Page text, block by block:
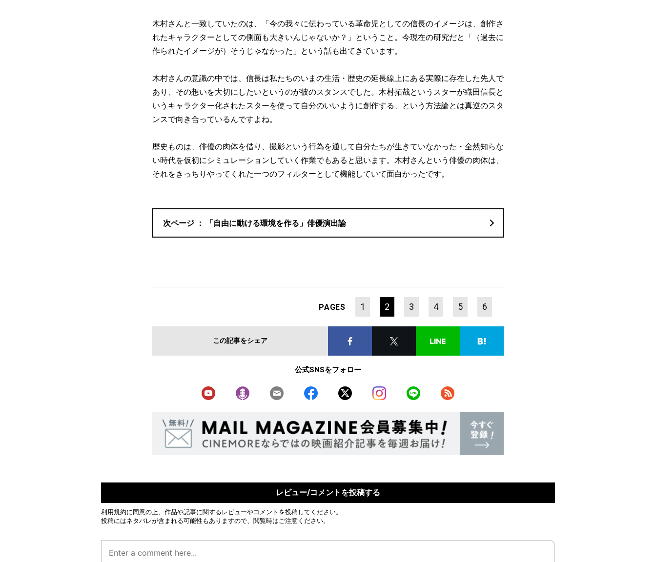
木村さんと一致していたのは、「今の我々に伝わっている革命児としての信長のイメージは、創作さ
れたキャラクターとしての側面も大きいんじゃないか？」ということ。今現在の研究だと「（過去に
作られたイメージが）そうじゃなかった」という話も出てきています。
木村さんの意識の中では、信長は私たちのいまの生活・歴史の延長線上にある実際に存在した先人で
あり、その想いを大切にしたいというのが彼のスタンスでした。木村拓哉というスターが織田信長と
いうキャラクター化されたスターを使って自分のいいように創作する、という方法論とは真逆のスタ
ンスで向き合っているんですよね。
歴史ものは、俳優の肉体を借り、撮影という行為を通して自分たちが生きていなかった・全然知らな
い時代を仮初にシミュレーションしていく作業でもあると思います。木村さんという俳優の肉体は、
それをきっちりやってくれた一つのフィルターとして機能していて面白かったです。
「自由に動ける環境を作る」俳優演出論
PAGES 1 2 3 4 5 6
この記事をシェア
公式SNSをフォロー
レビュー/コメントを投稿する
利用規約に同意の上、作品や記事に関するレビューやコメントを投稿してください。
投稿にはネタバレが含まれる可能性もありますので、閲覧時はご注意ください。